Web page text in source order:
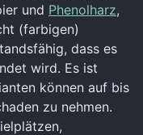
und Phenolharz,
(farbigen)
dass es
wird. Es ist
können auf bis
zu nehmen.